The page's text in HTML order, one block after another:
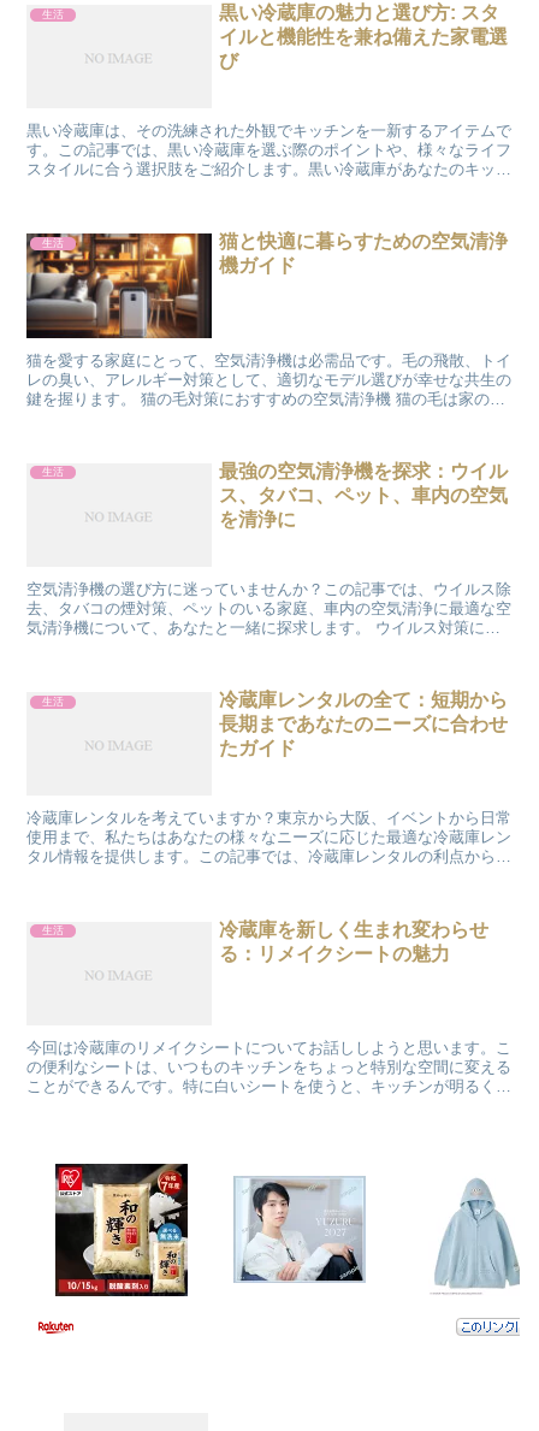
生活
黒い冷蔵庫の魅力と選び方: スタ
イルと機能性を兼ね備えた家電選
び
黒い冷蔵庫は、その洗練された外観でキッチンを一新するアイテムで
す。この記事では、黒い冷蔵庫を選ぶ際のポイントや、様々なライフ
スタイルに合う選択肢をご紹介します。黒い冷蔵庫があなたのキッチ
生活
猫と快適に暮らすための空気清浄
機ガイド
猫を愛する家庭にとって、空気清浄機は必需品です。毛の飛散、トイ
レの臭い、アレルギー対策として、適切なモデル選びが幸せな共生の
鍵を握ります。 猫の毛対策におすすめの空気清浄機 猫の毛は家の
生活
最強の空気清浄機を探求：ウイル
ス、タバコ、ペット、車内の空気
を清浄に
空気清浄機の選び方に迷っていませんか？この記事では、ウイルス除
去、タバコの煙対策、ペットのいる家庭、車内の空気清浄に最適な空
気清浄機について、あなたと一緒に探求します。 ウイルス対策に強
生活
冷蔵庫レンタルの全て：短期から
長期まであなたのニーズに合わせ
たガイド
冷蔵庫レンタルを考えていますか？東京から大阪、イベントから日常
使用まで、私たちはあなたの様々なニーズに応じた最適な冷蔵庫レン
タル情報を提供します。この記事では、冷蔵庫レンタルの利点から選
生活
冷蔵庫を新しく生まれ変わらせ
る：リメイクシートの魅力
今回は冷蔵庫のリメイクシートについてお話ししようと思います。こ
の便利なシートは、いつものキッチンをちょっと特別な空間に変える
ことができるんです。特に白いシートを使うと、キッチンが明るく清